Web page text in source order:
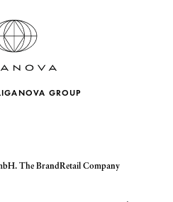
GROUP
The BrandRetail Company